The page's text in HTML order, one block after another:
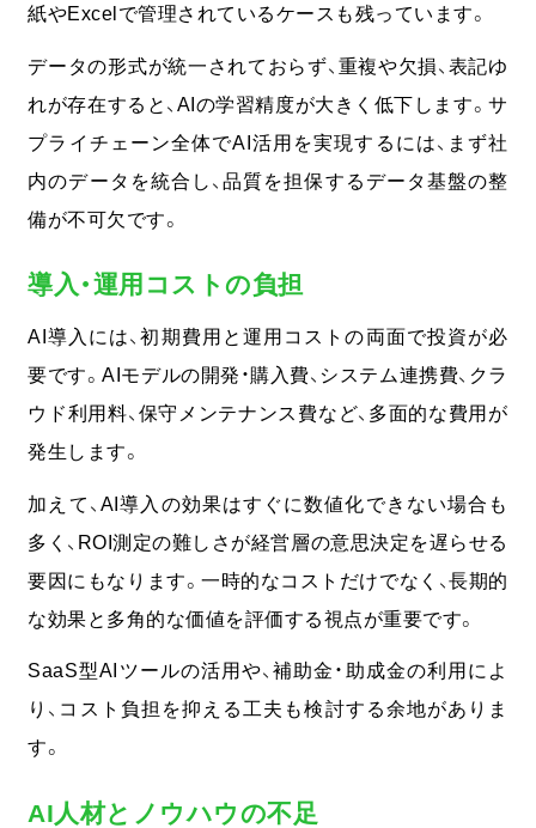
紙やExcelで管理されているケースも残っています。
データの形式が統一されておらず、重複や欠損、表記ゆ
れが存在すると、AIの学習精度が大きく低下します。サ
プライチェーン全体でAI活用を実現するには、まず社
内のデータを統合し、品質を担保するデータ基盤の整
備が不可欠です。
導入・運用コストの負担
AI導入には、初期費用と運用コストの両面で投資が必
要です。AIモデルの開発・購入費、システム連携費、クラ
ウド利用料、保守メンテナンス費など、多面的な費用が
発生します。
加えて、AI導入の効果はすぐに数値化できない場合も
多く、ROI測定の難しさが経営層の意思決定を遅らせる
要因にもなります。一時的なコストだけでなく、長期的
な効果と多角的な価値を評価する視点が重要です。
SaaS型AIツールの活用や、補助金・助成金の利用によ
り、コスト負担を抑える工夫も検討する余地がありま
す。
AI人材とノウハウの不足